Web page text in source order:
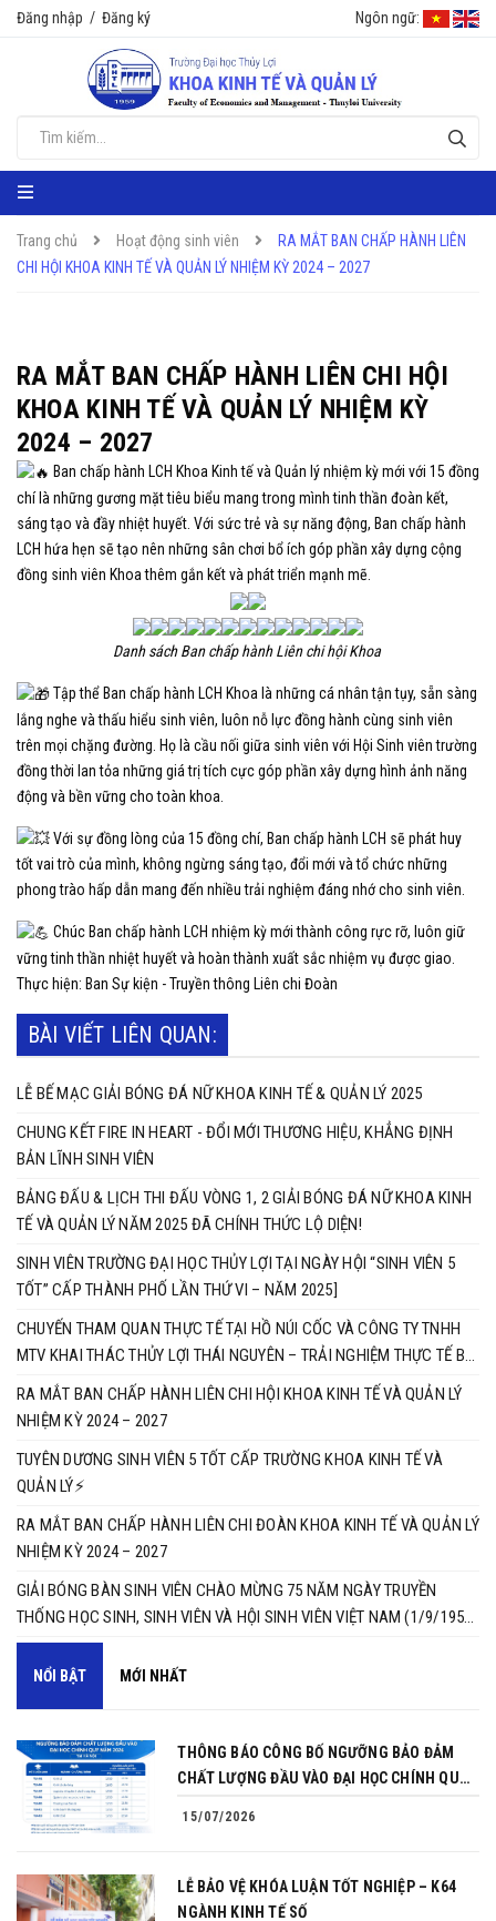
Đăng nhập / Đăng ký Ngôn ngữ:
Trang chủ Hoạt động sinh viên
RA MẮT BAN CHẤP HÀNH LIÊN
CHI HỘI KHOA KINH TẾ VÀ QUẢN LÝ NHIỆM KỲ 2024 – 2027
RA MẮT BAN CHẤP HÀNH LIÊN CHI HỘI
KHOA KINH TẾ VÀ QUẢN LÝ NHIỆM KỲ
2024 – 2027
Ban chấp hành LCH Khoa Kinh tế và Quản lý nhiệm kỳ mới với 15 đồng
chí là những gương mặt tiêu biểu mang trong mình tinh thần đoàn kết,
sáng tạo và đầy nhiệt huyết. Với sức trẻ và sự năng động, Ban chấp hành
LCH hứa hẹn sẽ tạo nên những sân chơi bổ ích góp phần xây dựng cộng
đồng sinh viên Khoa thêm gắn kết và phát triển mạnh mẽ.
Danh sách Ban chấp hành Liên chi hội Khoa
Tập thể Ban chấp hành LCH Khoa là những cá nhân tận tụy, sẵn sàng
lắng nghe và thấu hiểu sinh viên, luôn nỗ lực đồng hành cùng sinh viên
trên mọi chặng đường. Họ là cầu nối giữa sinh viên với Hội Sinh viên trường
đồng thời lan tỏa những giá trị tích cực góp phần xây dựng hình ảnh năng
động và bền vững cho toàn khoa.
Với sự đồng lòng của 15 đồng chí, Ban chấp hành LCH sẽ phát huy
tốt vai trò của mình, không ngừng sáng tạo, đổi mới và tổ chức những
phong trào hấp dẫn mang đến nhiều trải nghiệm đáng nhớ cho sinh viên.
Chúc Ban chấp hành LCH nhiệm kỳ mới thành công rực rỡ, luôn giữ
vững tinh thần nhiệt huyết và hoàn thành xuất sắc nhiệm vụ được giao.
Thực hiện: Ban Sự kiện - Truyền thông Liên chi Đoàn
BÀI VIẾT LIÊN QUAN:
LỄ BẾ MẠC GIẢI BÓNG ĐÁ NỮ KHOA KINH TẾ & QUẢN LÝ 2025
CHUNG KẾT FIRE IN HEART - ĐỔI MỚI THƯƠNG HIỆU, KHẲNG ĐỊNH
BẢN LĨNH SINH VIÊN
BẢNG ĐẤU & LỊCH THI ĐẤU VÒNG 1, 2 GIẢI BÓNG ĐÁ NỮ KHOA KINH
TẾ VÀ QUẢN LÝ NĂM 2025 ĐÃ CHÍNH THỨC LỘ DIỆN!
SINH VIÊN TRƯỜNG ĐẠI HỌC THỦY LỢI TẠI NGÀY HỘI “SINH VIÊN 5
TỐT” CẤP THÀNH PHỐ LẦN THỨ VI – NĂM 2025]
CHUYẾN THAM QUAN THỰC TẾ TẠI HỒ NÚI CỐC VÀ CÔNG TY TNHH
MTV KHAI THÁC THỦY LỢI THÁI NGUYÊN – TRẢI NGHIỆM THỰC TẾ BỔ
ÍCH CỦA SINH VIÊN NGÀNH KINH TẾ XÂY DỰNG K63
RA MẮT BAN CHẤP HÀNH LIÊN CHI HỘI KHOA KINH TẾ VÀ QUẢN LÝ
NHIỆM KỲ 2024 – 2027
TUYÊN DƯƠNG SINH VIÊN 5 TỐT CẤP TRƯỜNG KHOA KINH TẾ VÀ
QUẢN LÝ⚡️
RA MẮT BAN CHẤP HÀNH LIÊN CHI ĐOÀN KHOA KINH TẾ VÀ QUẢN LÝ
NHIỆM KỲ 2024 – 2027
GIẢI BÓNG BÀN SINH VIÊN CHÀO MỪNG 75 NĂM NGÀY TRUYỀN
THỐNG HỌC SINH, SINH VIÊN VÀ HỘI SINH VIÊN VIỆT NAM (1/9/1950
- 1/9/2025) 🏓
NỔI BẬT MỚI NHẤT
THÔNG BÁO CÔNG BỐ NGƯỠNG BẢO ĐẢM
CHẤT LƯỢNG ĐẦU VÀO ĐẠI HỌC CHÍNH QUY
15/07/2026
LỄ BẢO VỆ KHÓA LUẬN TỐT NGHIỆP – K64
NGÀNH KINH TẾ SỐ